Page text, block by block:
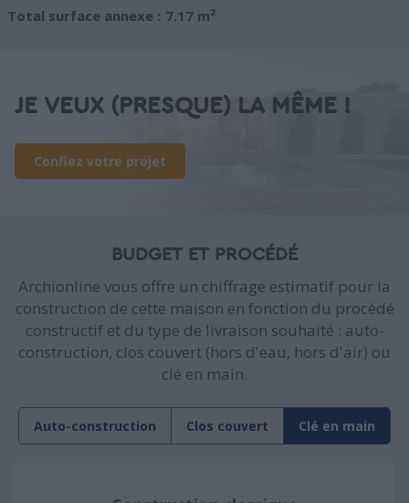
Total surface annexe : 7.17 m²
JE VEUX (PRESQUE) LA MÊME !
Confiez votre projet
BUDGET ET PROCÉDÉ
Archionline vous offre un chiffrage estimatif pour la
construction de cette maison en fonction du procédé
constructif et du type de livraison souhaité : auto-
construction, clos couvert (hors d'eau, hors d'air) ou
clé en main.
Auto-construction Clos couvert Clé en main